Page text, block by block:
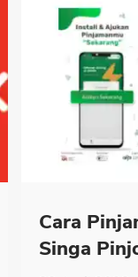
Cara
Singa